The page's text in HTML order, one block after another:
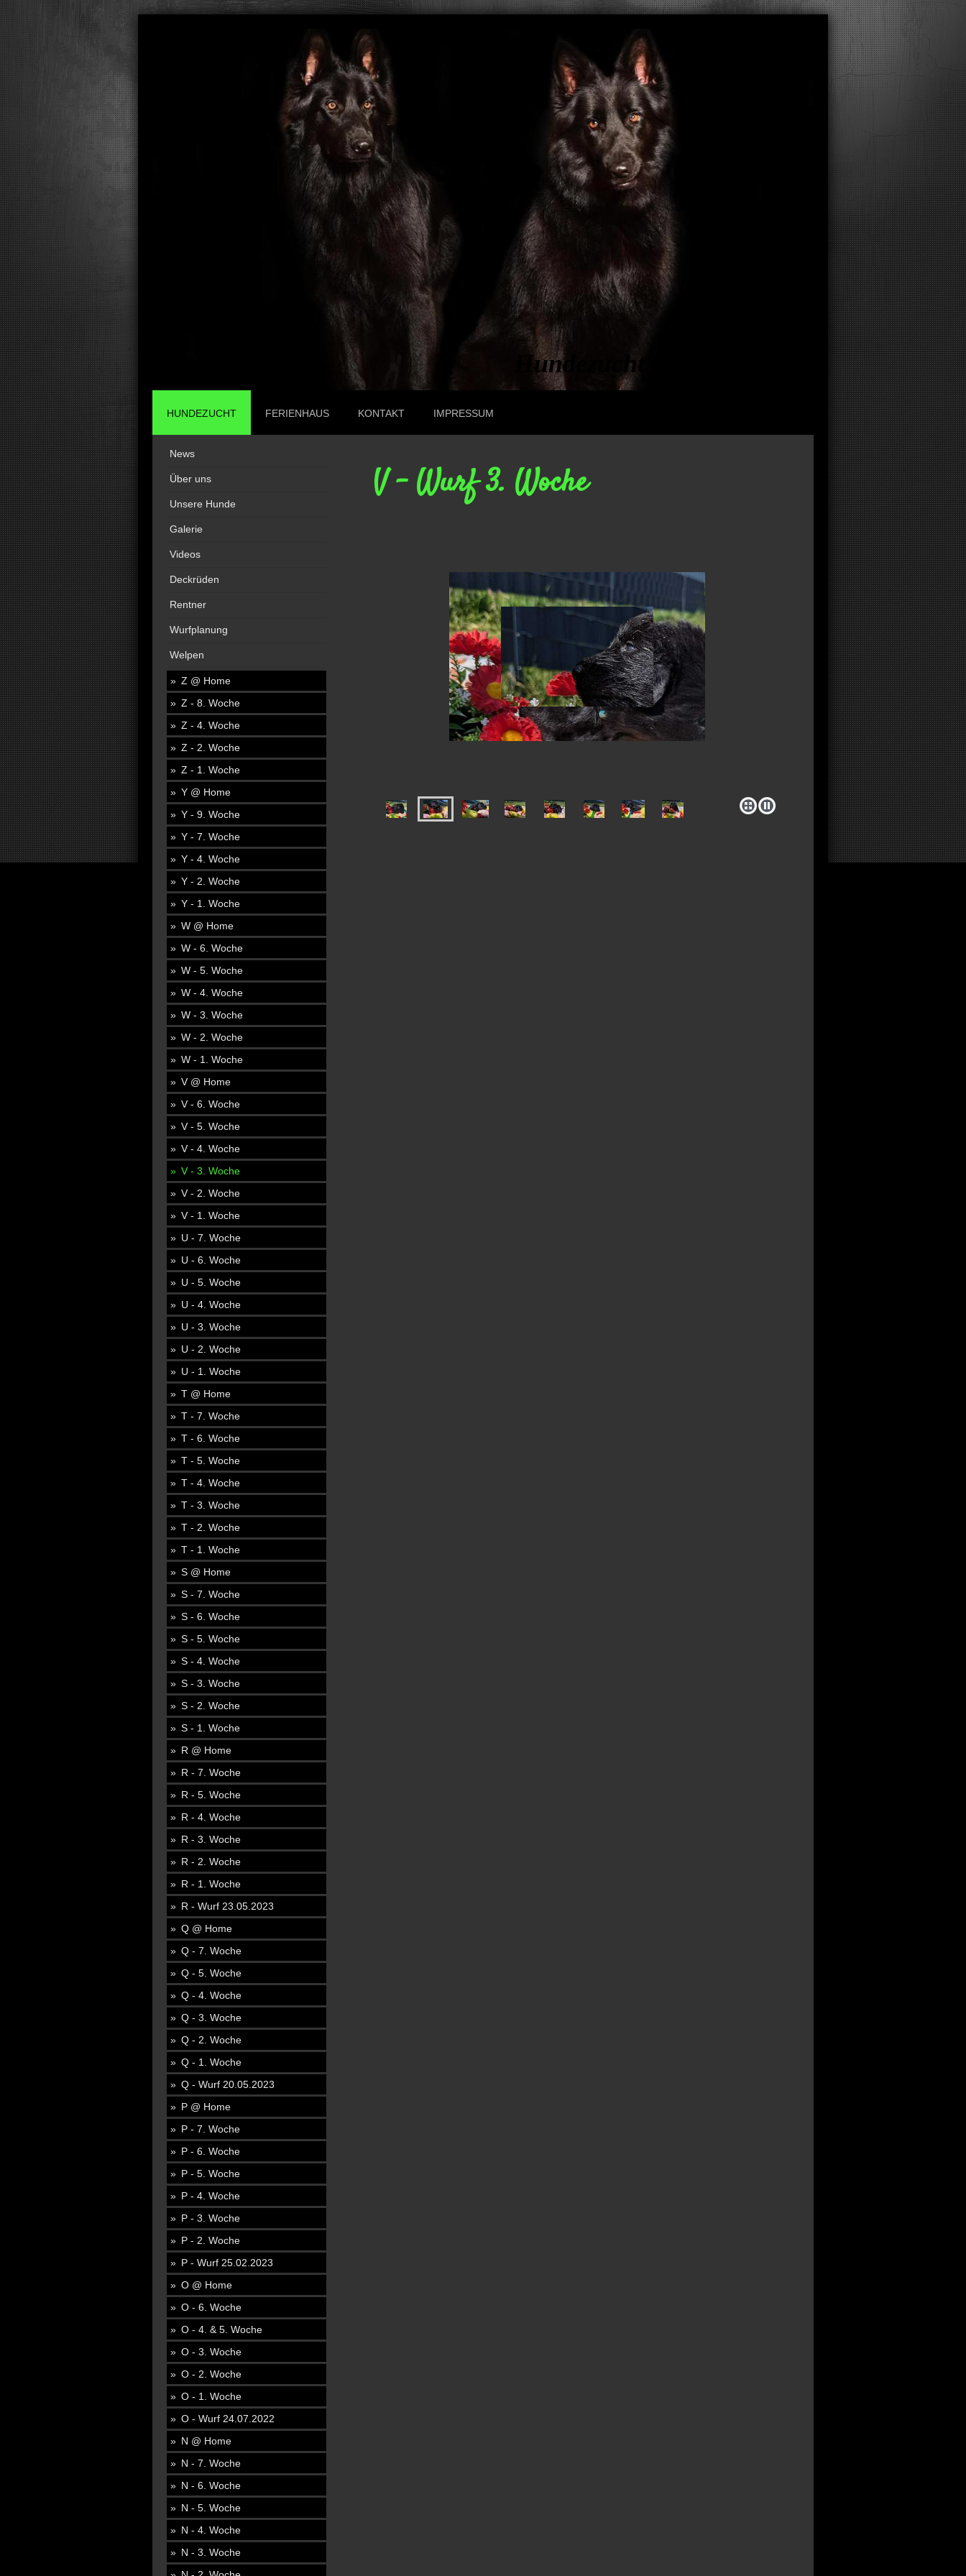
Hundezucht & Ferienhaus
HUNDEZUCHT FERIENHAUS KONTAKT IMPRESSUM
V - Wurf 3. Woche
News
Über uns
Unsere Hunde
Galerie
Videos
Deckrüden
Rentner
Wurfplanung
Welpen
Z @ Home
Z - 8. Woche
Z - 4. Woche
Z - 2. Woche
Z - 1. Woche
Y @ Home
Y - 9. Woche
Y - 7. Woche
Y - 4. Woche
Y - 2. Woche
Y - 1. Woche
W @ Home
W - 6. Woche
W - 5. Woche
W - 4. Woche
W - 3. Woche
W - 2. Woche
W - 1. Woche
V @ Home
V - 6. Woche
V - 5. Woche
V - 4. Woche
V - 3. Woche
V - 2. Woche
V - 1. Woche
U - 7. Woche
U - 6. Woche
U - 5. Woche
U - 4. Woche
U - 3. Woche
U - 2. Woche
U - 1. Woche
T @ Home
T - 7. Woche
T - 6. Woche
T - 5. Woche
T - 4. Woche
T - 3. Woche
T - 2. Woche
T - 1. Woche
S @ Home
S - 7. Woche
S - 6. Woche
S - 5. Woche
S - 4. Woche
S - 3. Woche
S - 2. Woche
S - 1. Woche
R @ Home
R - 7. Woche
R - 5. Woche
R - 4. Woche
R - 3. Woche
R - 2. Woche
R - 1. Woche
R - Wurf 23.05.2023
Q @ Home
Q - 7. Woche
Q - 5. Woche
Q - 4. Woche
Q - 3. Woche
Q - 2. Woche
Q - 1. Woche
Q - Wurf 20.05.2023
P @ Home
P - 7. Woche
P - 6. Woche
P - 5. Woche
P - 4. Woche
P - 3. Woche
P - 2. Woche
P - Wurf 25.02.2023
O @ Home
O - 6. Woche
O - 4. & 5. Woche
O - 3. Woche
O - 2. Woche
O - 1. Woche
O - Wurf 24.07.2022
N @ Home
N - 7. Woche
N - 6. Woche
N - 5. Woche
N - 4. Woche
N - 3. Woche